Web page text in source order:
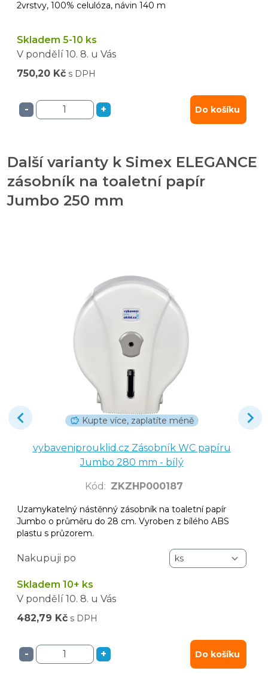
2vrstvy, 100% celulóza, návin 140 m
Skladem 5-10 ks
V pondělí 10. 8. u Vás
750,20 Kč s DPH
- + Do košíku
Další varianty k Simex ELEGANCE
zásobník na toaletní papír
Jumbo 250 mm
Kupte více, zaplatíte méně
vybaveniprouklid.cz Zásobník WC papíru
Jumbo 280 mm - bílý
Kód : ZKZHP000187
Uzamykatelný nástěnný zásobník na toaletní papír
Jumbo o průměru do 28 cm. Vyroben z bílého ABS
plastu s průzorem.
Nakupuji po
Skladem 10+ ks
V pondělí 10. 8. u Vás
482,79 Kč s DPH
- + Do košíku